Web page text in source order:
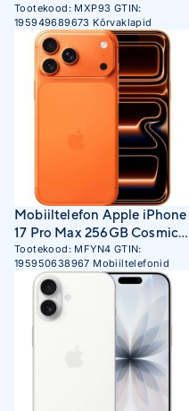
Cancellation
Tootekood: MXP93 GTIN:
195949689673 Kõrvaklapid
Mobiiltelefon Apple iPhone
17 Pro Max 256GB Cosmic
Orange
Tootekood: MFYN4 GTIN:
195950638967 Mobiiltelefonid